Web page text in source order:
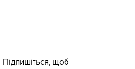
Підпишіться, щоб